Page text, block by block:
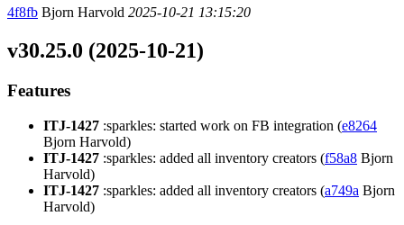
4f8fb Bjorn Harvold 2025-10-21 13:15:20
v30.25.0 (2025-10-21)
Features
ITJ-1427 :sparkles: started work on FB integration (e8264
Bjorn Harvold)
ITJ-1427 :sparkles: added all inventory creators (f58a8 Bjorn
Harvold)
ITJ-1427 :sparkles: added all inventory creators (a749a Bjorn
Harvold)